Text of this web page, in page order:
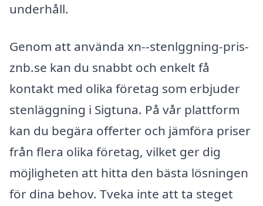
underhåll.
Genom att använda xn--stenlggning-pris-
znb.se kan du snabbt och enkelt få
kontakt med olika företag som erbjuder
stenläggning i Sigtuna. På vår plattform
kan du begära offerter och jämföra priser
från flera olika företag, vilket ger dig
möjligheten att hitta den bästa lösningen
för dina behov. Tveka inte att ta steget